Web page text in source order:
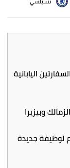
السفارتين اليابانية
وبيزيرا
لوظيفة جديدة